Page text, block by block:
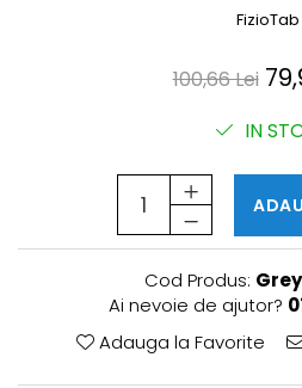
FizioTab
100,66 Lei
IN
Cod Produs:
Ai nevoie de ajutor?
Adauga la Favorite